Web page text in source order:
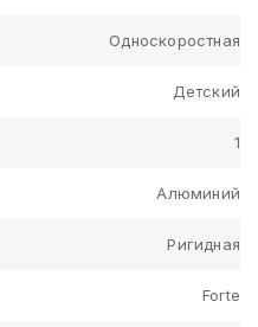
Односкоростная
Детский
1
Алюминий
Ригидная
Forte